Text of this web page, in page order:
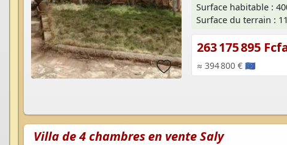
Surface habitable :
Surface du terrain :
263 175 895
≈ 394 800 € 🇪🇺
Villa de 4 chambres en vente Saly